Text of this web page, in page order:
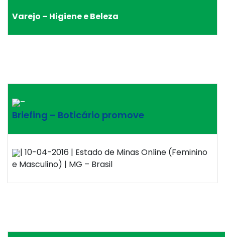
Varejo – Higiene e Beleza
–
Briefing – Boticário promove
| 10-04-2016 | Estado de Minas Online (Feminino
e Masculino) | MG – Brasil